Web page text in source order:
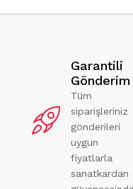
Garantili
Gönderim
Tüm
siparişleriniz
gönderileri
uygun
fiyatlarla
sanatkardan